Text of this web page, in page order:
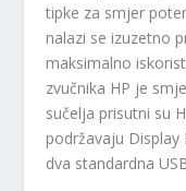
tipke za smjer
nalazi se izuzetno
maksimalno
zvučnika HP je
sučelja prisutni su
podržavaju
dva standardna